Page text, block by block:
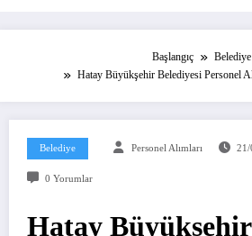
Başlangıç
Belediye
Hatay Büyükşehir Belediyesi Personel
Belediye Personel Alımları 21/
0 Yorumlar
Hatay Büyükşehir